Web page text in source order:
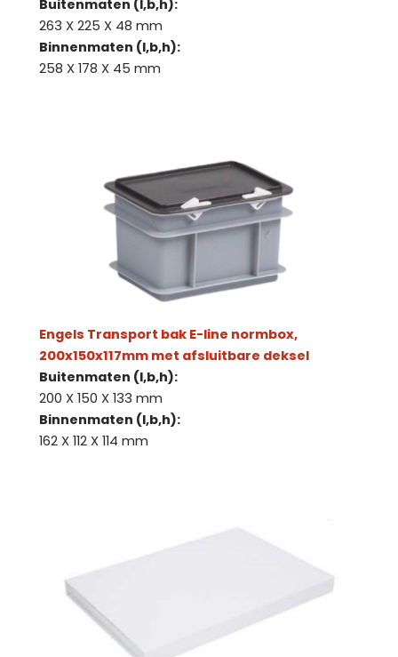
Buitenmaten (l,b,h):
263 X 225 X 48 mm
Binnenmaten (l,b,h):
258 X 178 X 45 mm
Engels Transport bak E-line normbox,
200x150x117mm met afsluitbare deksel
Buitenmaten (l,b,h):
200 X 150 X 133 mm
Binnenmaten (l,b,h):
162 X 112 X 114 mm